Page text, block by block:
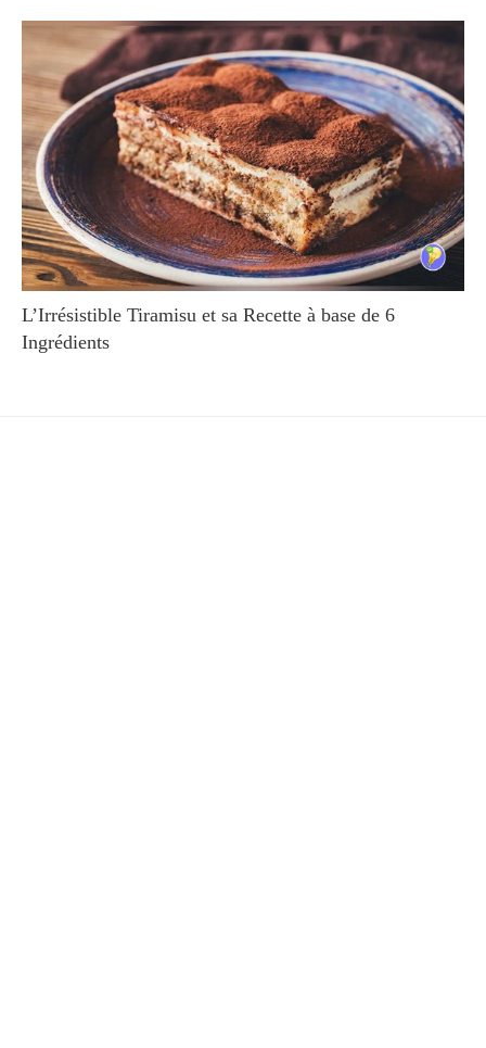
L’Irrésistible Tiramisu et sa Recette à base de 6
Ingrédients